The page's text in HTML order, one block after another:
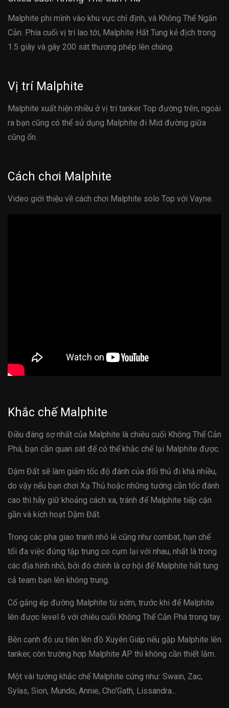
Malphite phi mình vào khu vực chỉ định, và Không Thể Ngăn
Cản. Phía cuối vị trí lao tới, Malphite Hất Tung kẻ địch trong
1.5 giây và gây 200 sát thương phép lên chúng.
Vị trí Malphite
Malphite xuất hiện nhiều ở vị trí tanker Top đường trên, ngoài
ra bạn cũng có thể sử dụng Malphite đi Mid đường giữa
cũng ổn.
Cách chơi Malphite
Video giới thiệu về cách chơi Malphite solo Top với Vayne.
Khắc chế Malphite
Điều đáng sợ nhất của Malphite là chiêu cuối Không Thể Cản
Phá, bạn cần quan sát để có thể khắc chế lại Malphite được.
Dậm Đất sẽ làm giảm tốc độ đánh của đối thủ đi khá nhiều,
do vậy nếu bạn chơi Xạ Thủ hoặc những tướng cần tốc đánh
cao thì hãy giữ khoảng cách xa, tránh để Malphite tiếp cận
gần và kích hoạt Dậm Đất.
Trong các pha giao tranh nhỏ lẻ cũng như combat, hạn chế
tối đa việc đứng tập trung co cụm lại với nhau, nhất là trong
các địa hình nhỏ, bởi đó chính là cơ hội để Malphite hất tung
cả team bạn lên không trung.
Cố gắng ép đường Malphite từ sớm, trước khi để Malphite
lên được level 6 với chiêu cuối Không Thể Cản Phá trong tay.
Bên cạnh đó ưu tiên lên đồ Xuyên Giáp nếu gặp Malphite lên
tanker, còn trường hợp Malphite AP thì không cần thiết lắm.
Một vài tướng khắc chế Malphite cứng như: Swain, Zac,
Sylas, Sion, Mundo, Annie, Cho'Gath, Lissandra...